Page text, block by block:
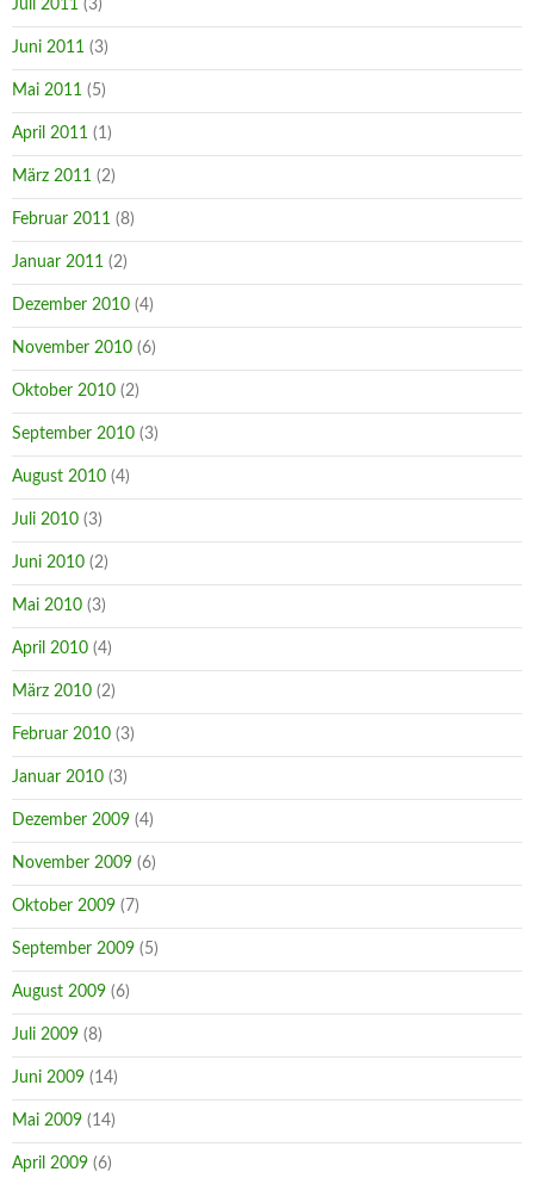
Juli 2011 (3)
Juni 2011 (3)
Mai 2011 (5)
April 2011 (1)
März 2011 (2)
Februar 2011 (8)
Januar 2011 (2)
Dezember 2010 (4)
November 2010 (6)
Oktober 2010 (2)
September 2010 (3)
August 2010 (4)
Juli 2010 (3)
Juni 2010 (2)
Mai 2010 (3)
April 2010 (4)
März 2010 (2)
Februar 2010 (3)
Januar 2010 (3)
Dezember 2009 (4)
November 2009 (6)
Oktober 2009 (7)
September 2009 (5)
August 2009 (6)
Juli 2009 (8)
Juni 2009 (14)
Mai 2009 (14)
April 2009 (6)